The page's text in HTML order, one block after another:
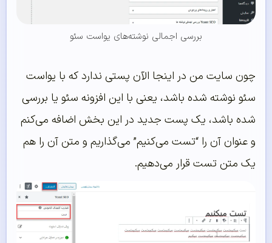
بررسی اجمالی نوشته‌های یواست سئو
چون سایت من در اینجا الآن پستی ندارد که با یواست
سئو نوشته شده باشد، یعنی با این افزونه سئو یا بررسی
شده باشد، یک پست جدید در این بخش اضافه می‌کنم
و عنوان آن را “تست می‌کنیم” می‌گذاریم و متن آن را هم
یک متن تست قرار می‌دهیم.